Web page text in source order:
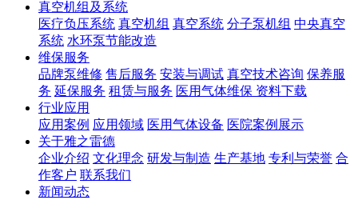
真空机组及系统
医疗负压系统 真空机组 真空系统 分子泵机组 中央真空
系统 水环泵节能改造
维保服务
品牌泵维修 售后服务 安装与调试 真空技术咨询 保养服
务 延保服务 租赁与服务 医用气体维保 资料下载
行业应用
应用案例 应用领域 医用气体设备 医院案例展示
关于雅之雷德
企业介绍 文化理念 研发与制造 生产基地 专利与荣誉 合
作客户 联系我们
新闻动态